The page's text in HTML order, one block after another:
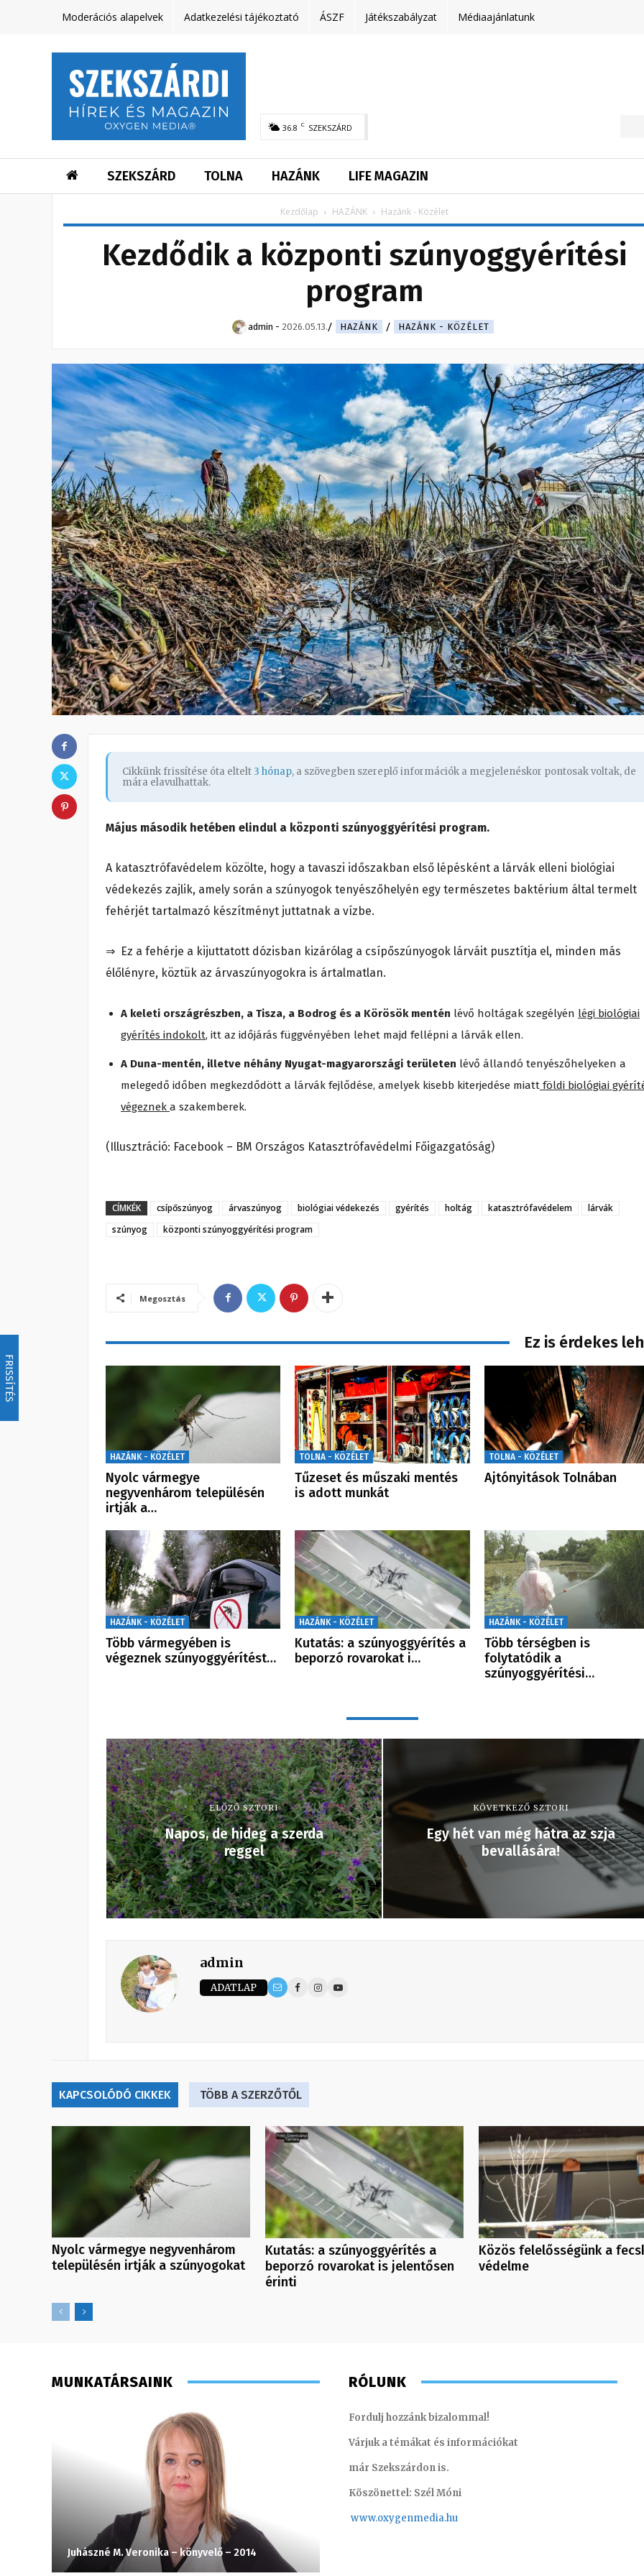
FRISSÍTÉS
Moderációs alapelvek Adatkezelési tájékoztató ÁSZF Játékszabályzat Médiaajánlatunk
36.8 C SZEKSZÁRD
SZEKSZÁRD TOLNA HAZÁNK LIFE MAGAZIN
Kezdőlap HAZÁNK Hazánk - Közélet
Kezdődik a központi szúnyoggyérítési
program
admin - 2026.05.13. HAZÁNK HAZÁNK - KÖZÉLET
Cikkünk frissítése óta eltelt 3 hónap, a szövegben szereplő információk a megjelenéskor pontosak voltak, de
mára elavulhattak.
Május második hetében elindul a központi szúnyoggyérítési program.
A katasztrófavédelem közölte, hogy a tavaszi időszakban első lépésként a lárvák elleni biológiai
védekezés zajlik, amely során a szúnyogok tenyészőhelyén egy természetes baktérium által termelt
fehérjét tartalmazó készítményt juttatnak a vízbe.
⇒ Ez a fehérje a kijuttatott dózisban kizárólag a csípőszúnyogok lárváit pusztítja el, minden más
élőlényre, köztük az árvaszúnyogokra is ártalmatlan.
A keleti országrészben, a Tisza, a Bodrog és a Körösök mentén lévő holtágak szegélyén légi biológiai
gyérítés indokolt, itt az időjárás függvényében lehet majd fellépni a lárvák ellen.
A Duna-mentén, illetve néhány Nyugat-magyarországi területen lévő állandó tenyészőhelyeken a
melegedő időben megkezdődött a lárvák fejlődése, amelyek kisebb kiterjedése miatt földi biológiai
végeznek a szakemberek.
(Illusztráció: Facebook – BM Országos Katasztrófavédelmi Főigazgatóság)
CÍMKÉK csípőszúnyog árvaszúnyog biológiai védekezés gyérítés holtág katasztrófavédelem
lárvák
szúnyog
központi szúnyoggyérítési program
Megosztás
Ez is érdekes
HAZÁNK - KÖZÉLET
Nyolc vármegye
negyvenhárom településén
irtják a…
TOLNA - KÖZÉLET
Tűzeset és műszaki mentés
is adott munkát
TOLNA - KÖZÉLET
Ajtónyitások Tolnában
HAZÁNK - KÖZÉLET
Több vármegyében is
végeznek szúnyoggyérítést…
HAZÁNK - KÖZÉLET
Kutatás: a szúnyoggyérítés a
beporzó rovarokat i…
HAZÁNK - KÖZÉLET
Több térségben is
folytatódik a
szúnyoggyérítési…
ELŐZŐ SZTORI
Napos, de hideg a szerda
reggel
KÖVETKEZŐ SZTORI
Egy hét van még hátra az szja
bevallására!
admin
ADATLAP
KAPCSOLÓDÓ CIKKEK TÖBB A SZERZŐTŐL
Nyolc vármegye negyvenhárom
településén irtják a szúnyogokat
Kutatás: a szúnyoggyérítés a
beporzó rovarokat is jelentősen
érinti
Közös felelősségünk a
védelme
MUNKATÁRSAINK
Juhászné M. Veronika – könyvelő – 2014
RÓLUNK
Fordulj hozzánk bizalommal!
Várjuk a témákat és információkat
már Szekszárdon is.
Köszönettel: Szél Móni
www.oxygenmedia.hu